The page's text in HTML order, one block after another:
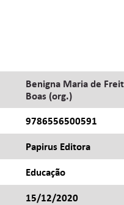
Benigna Maria de
Boas (org.)
9786556500591
Papirus Editora
Educação
15/12/2020